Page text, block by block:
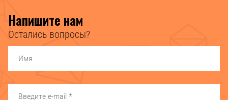
Напишите нам
Остались вопросы?